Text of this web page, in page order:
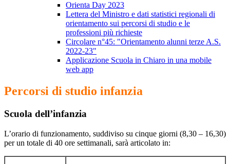
Orienta Day 2023
Lettera del Ministro e dati statistici regionali di
orientamento sui percorsi di studio e le
professioni più richieste
Circolare n°45: "Orientamento alunni terze A.S.
2022-23"
Applicazione Scuola in Chiaro in una mobile
web app
Percorsi di studio infanzia
Scuola dell’infanzia
L’orario di funzionamento, suddiviso su cinque giorni (8,30 – 16,30)
per un totale di 40 ore settimanali, sarà articolato in: